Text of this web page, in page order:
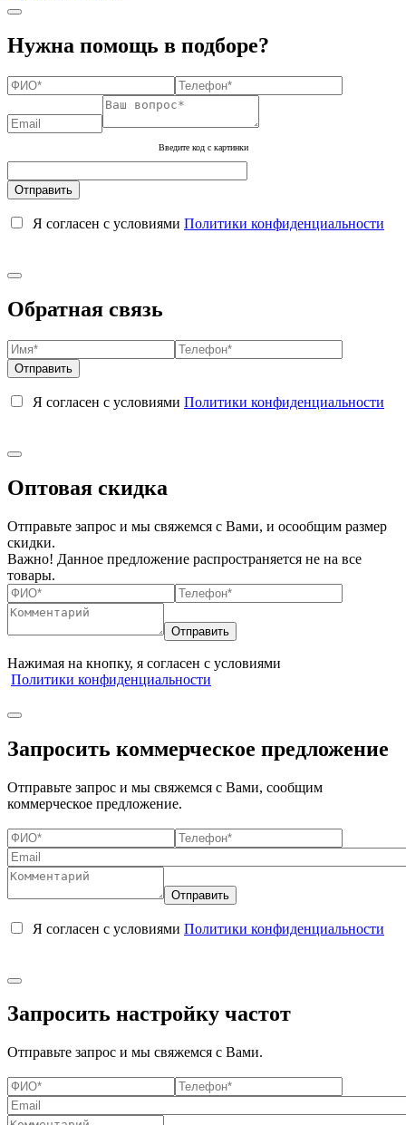
Нужна помощь в подборе?
Введите код с картинки
Я согласен с условиями Политики конфиденциальности
Обратная связь
Я согласен с условиями Политики конфиденциальности
Оптовая скидка
Отправьте запрос и мы свяжемся с Вами, и осообщим размер
скидки.
Важно! Данное предложение распространяется не на все
товары.
Нажимая на кнопку, я согласен с условиями
Политики конфиденциальности
Запросить коммерческое предложение
Отправьте запрос и мы свяжемся с Вами, сообщим
коммерческое предложение.
Я согласен с условиями Политики конфиденциальности
Запросить настройку частот
Отправьте запрос и мы свяжемся с Вами.